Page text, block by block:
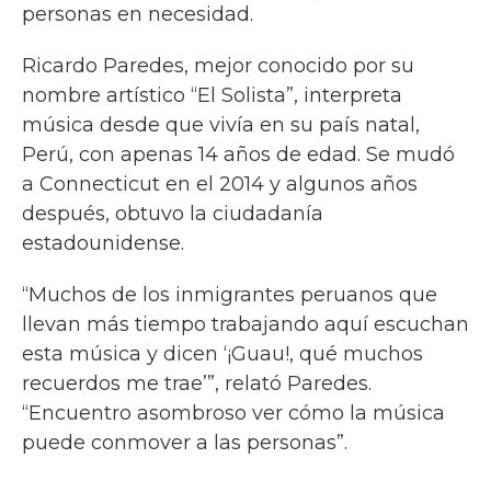
personas en necesidad.
Ricardo Paredes, mejor conocido por su
nombre artístico “El Solista”, interpreta
música desde que vivía en su país natal,
Perú, con apenas 14 años de edad. Se mudó
a Connecticut en el 2014 y algunos años
después, obtuvo la ciudadanía
estadounidense.
“Muchos de los inmigrantes peruanos que
llevan más tiempo trabajando aquí escuchan
esta música y dicen ‘¡Guau!, qué muchos
recuerdos me trae’”, relató Paredes.
“Encuentro asombroso ver cómo la música
puede conmover a las personas”.